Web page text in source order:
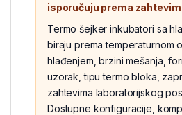
isporučuju prema
Termo šejker inkubatori sa
biraju prema temperaturnom
hlađenjem, brzini mešanja,
uzorak, tipu termo bloka,
zahtevima laboratorijskog
Dostupne konfiguracije,